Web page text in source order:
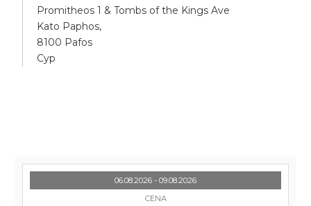
Promitheos 1 & Tombs of the Kings Ave
Kato Paphos,
8100 Pafos
Cyp
06.08.2026 - 09.08.2026
CENA